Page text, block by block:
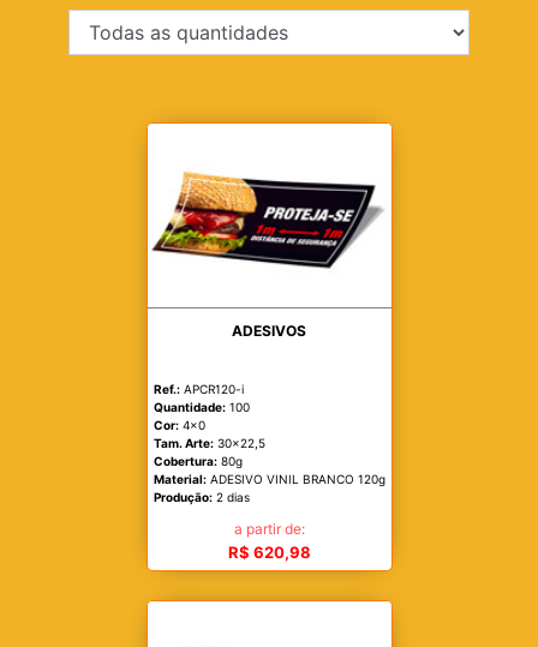
ADESIVOS
Ref.:APCR120-i
Quantidade: 100
Cor: 4x0
Tam. Arte:30x22,5
Cobertura:80g
Material:ADESIVO VINIL BRANCO 120g
Produção:2 dias
a partir de:
R$ 620,98